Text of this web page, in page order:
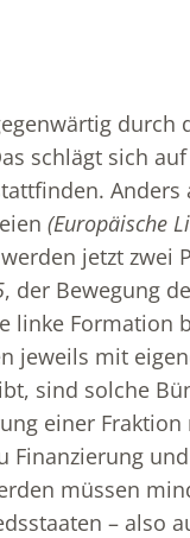
durch
schlägt sich
(Europäische
jetzt
, der Bewegung
linke Formation
jeweils mit
sind solche
einer
Finanzierung
müssen
– also